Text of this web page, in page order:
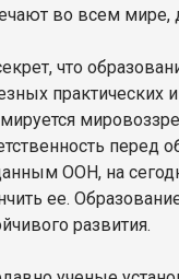
во всем мире,
что
практических
перед
ООН, на
ее.
развития.